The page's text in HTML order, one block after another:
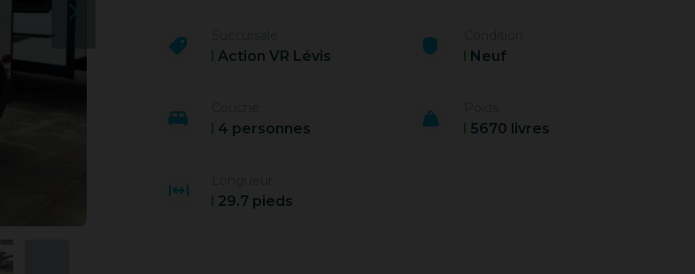
Action VR Lévis Neuf
4 personnes 5670 livres
29.7 pieds